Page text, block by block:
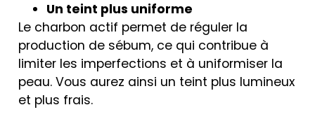
Un teint plus uniforme
Le charbon actif permet de réguler la
production de sébum, ce qui contribue à
limiter les imperfections et à uniformiser la
peau. Vous aurez ainsi un teint plus lumineux
et plus frais.